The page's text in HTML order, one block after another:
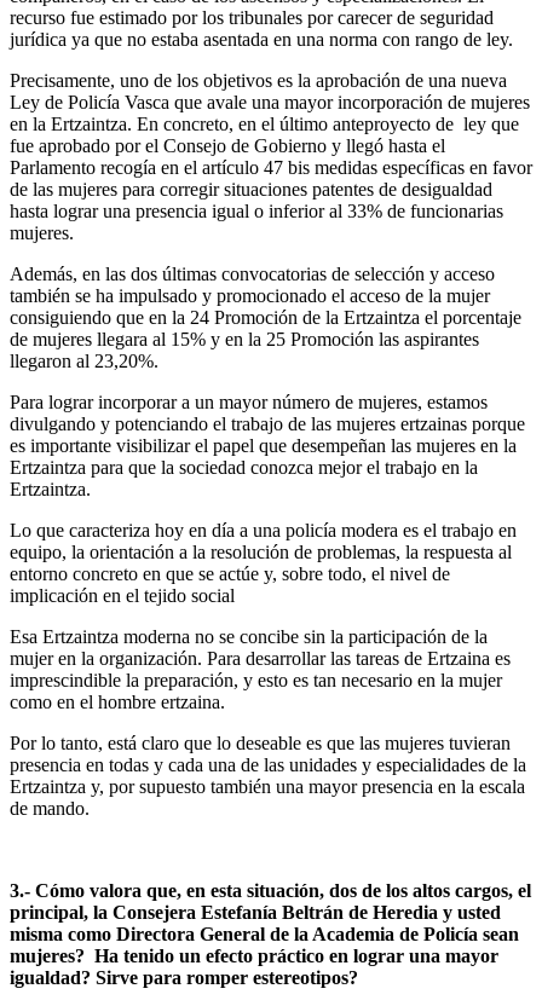
recurso fue estimado por los tribunales por carecer de seguridad
jurídica ya que no estaba asentada en una norma con rango de ley.
Precisamente, uno de los objetivos es la aprobación de una nueva
Ley de Policía Vasca que avale una mayor incorporación de mujeres
en la Ertzaintza. En concreto, en el último anteproyecto de ley que
fue aprobado por el Consejo de Gobierno y llegó hasta el
Parlamento recogía en el artículo 47 bis medidas específicas en favor
de las mujeres para corregir situaciones patentes de desigualdad
hasta lograr una presencia igual o inferior al 33% de funcionarias
mujeres.
Además, en las dos últimas convocatorias de selección y acceso
también se ha impulsado y promocionado el acceso de la mujer
consiguiendo que en la 24 Promoción de la Ertzaintza el porcentaje
de mujeres llegara al 15% y en la 25 Promoción las aspirantes
llegaron al 23,20%.
Para lograr incorporar a un mayor número de mujeres, estamos
divulgando y potenciando el trabajo de las mujeres ertzainas porque
es importante visibilizar el papel que desempeñan las mujeres en la
Ertzaintza para que la sociedad conozca mejor el trabajo en la
Ertzaintza.
Lo que caracteriza hoy en día a una policía modera es el trabajo en
equipo, la orientación a la resolución de problemas, la respuesta al
entorno concreto en que se actúe y, sobre todo, el nivel de
implicación en el tejido social
Esa Ertzaintza moderna no se concibe sin la participación de la
mujer en la organización. Para desarrollar las tareas de Ertzaina es
imprescindible la preparación, y esto es tan necesario en la mujer
como en el hombre ertzaina.
Por lo tanto, está claro que lo deseable es que las mujeres tuvieran
presencia en todas y cada una de las unidades y especialidades de la
Ertzaintza y, por supuesto también una mayor presencia en la escala
de mando.
3.- Cómo valora que, en esta situación, dos de los altos cargos, el
principal, la Consejera Estefanía Beltrán de Heredia y usted
misma como Directora General de la Academia de Policía sean
mujeres? Ha tenido un efecto práctico en lograr una mayor
igualdad? Sirve para romper estereotipos?